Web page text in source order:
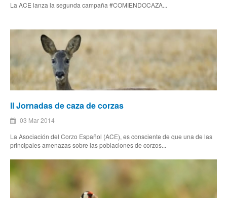
La ACE lanza la segunda campaña #COMIENDOCAZA...
II Jornadas de caza de corzas
03 Mar 2014
La Asociación del Corzo Español (ACE), es consciente de que una de las
principales amenazas sobre las poblaciones de corzos...